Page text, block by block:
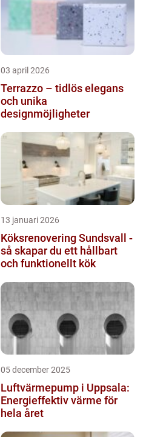
03 april 2026
Terrazzo – tidlös elegans
och unika
designmöjligheter
13 januari 2026
Köksrenovering Sundsvall -
så skapar du ett hållbart
och funktionellt kök
05 december 2025
Luftvärmepump i Uppsala:
Energieffektiv värme för
hela året